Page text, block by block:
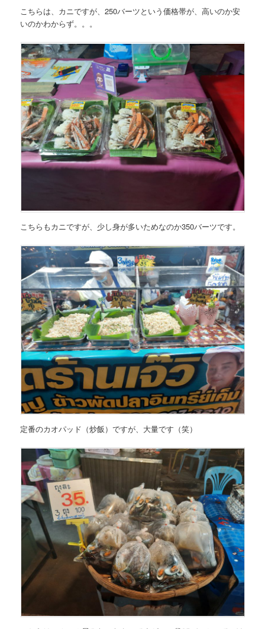
こちらは、カニですが、250バーツという価格帯が、高いのか安
いのかわからず。。。
こちらもカニですが、少し身が多いためなのか350バーツです。
定番のカオパッド（炒飯）ですが、大量です（笑）